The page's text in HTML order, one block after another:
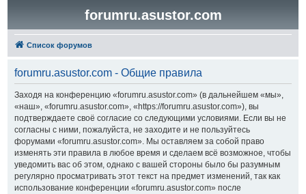
forumru.asustor.com
Список форумов
forumru.asustor.com - Общие правила
Заходя на конференцию «forumru.asustor.com» (в дальнейшем «мы»,
«наш», «forumru.asustor.com», «https://forumru.asustor.com»), вы
подтверждаете своё согласие со следующими условиями. Если вы не
согласны с ними, пожалуйста, не заходите и не пользуйтесь
форумами «forumru.asustor.com». Мы оставляем за собой право
изменять эти правила в любое время и сделаем всё возможное, чтобы
уведомить вас об этом, однако с вашей стороны было бы разумным
регулярно просматривать этот текст на предмет изменений, так как
использование конференции «forumru.asustor.com» после